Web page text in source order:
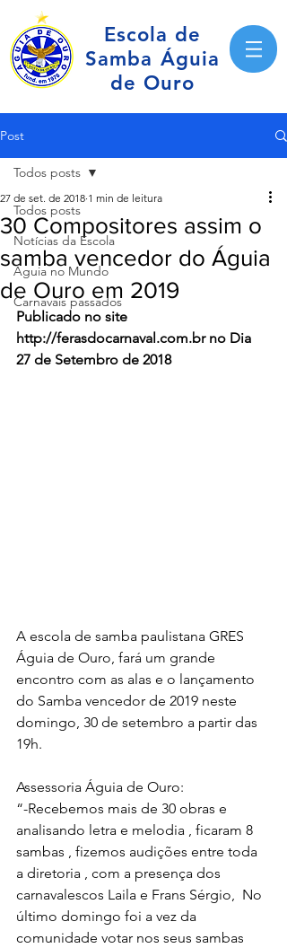
Escola de
Samba Águia
de Ouro
Post
Todos posts
Notícias da Escola
Águia no Mundo
Carnavais passados
Todos posts
30 Compositores assim o
samba vencedor do Águia
de Ouro em 2019
27 de set. de 2018 1 min de leitura
Publicado no site
http://ferasdocarnaval.com.br no Dia
27 de Setembro de 2018
A escola de samba paulistana GRES
Águia de Ouro, fará um grande
encontro com as alas e o lançamento
do Samba vencedor de 2019 neste
domingo, 30 de setembro a partir das
19h.
Assessoria Águia de Ouro:
“-Recebemos mais de 30 obras e
analisando letra e melodia , ficaram 8
sambas , fizemos audições entre toda
a diretoria , com a presença dos
carnavalescos Laila e Frans Sérgio,  No
último domingo foi a vez da
comunidade votar nos seus sambas